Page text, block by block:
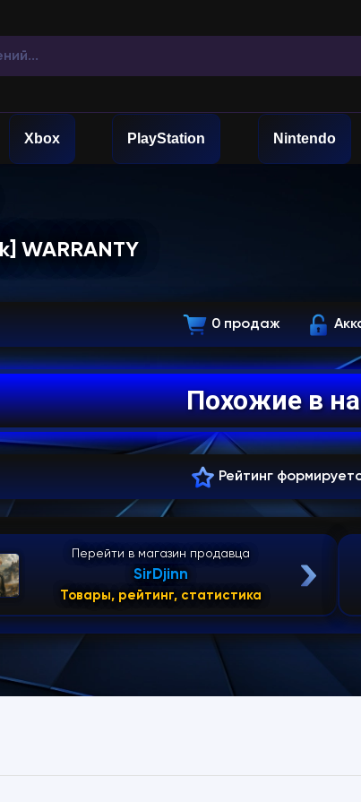
Xbox PlayStation Nintendo
WARRANTY
0 продаж
Похожие в
Рейтинг
Перейти в магазин продавца
SirDjinn
Товары, рейтинг, статистика